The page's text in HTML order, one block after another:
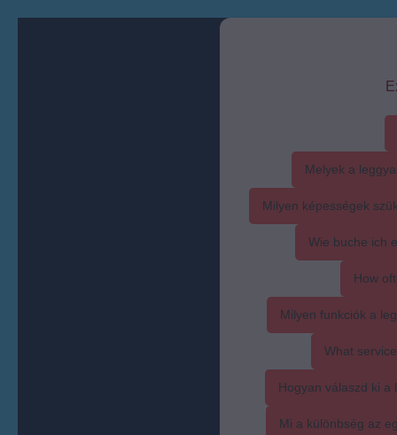
Melyek a
Milyen képességek
Wie buche ich
How
Milyen funkciók a
What
Hogyan válaszd ki a
Mi a különbség az